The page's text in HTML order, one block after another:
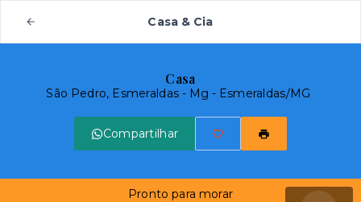
Casa & Cia
Casa
São Pedro, Esmeraldas - Mg - Esmeraldas/MG
Compartilhar
Pronto para morar